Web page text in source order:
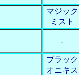
マジック
ミスト
-
ブラック
オニキス